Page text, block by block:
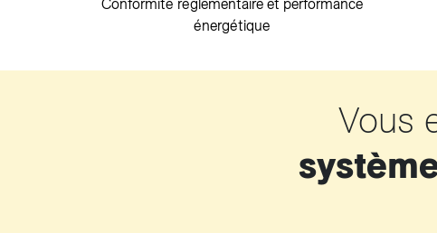
Conformité réglementaire et performance
énergétique
Vous